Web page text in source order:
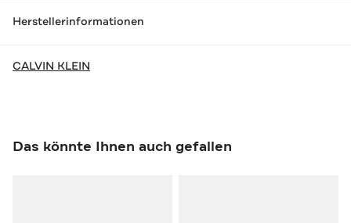
Herstellerinformationen
CALVIN KLEIN
Das könnte Ihnen auch gefallen